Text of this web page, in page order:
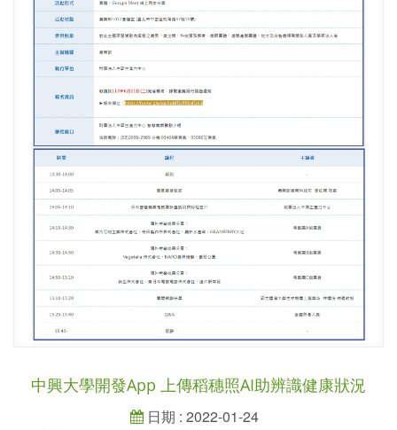
中興大學開發App 上傳稻穗照AI助辨識健康狀況
日期 : 2022-01-24